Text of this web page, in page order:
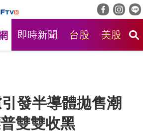
即時新聞 台股 美股
發半導體拋售潮
雙雙收黑